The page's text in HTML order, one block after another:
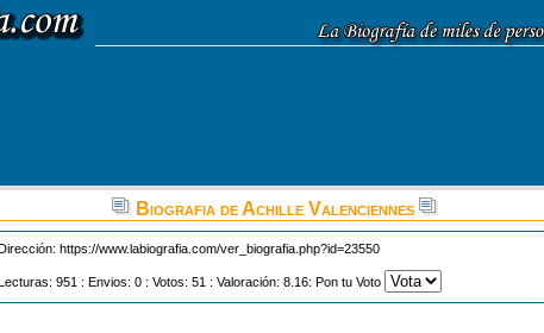
Biografia de Achille Valenciennes
https://www.labiografia.com/ver_biografia.php?id=23550
951 : Envios: 0 : Votos: 51 : Valoración: 8.16: Pon tu Voto